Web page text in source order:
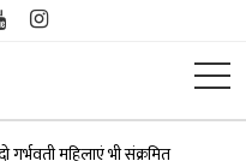
महिलाएं भी संक्रमित